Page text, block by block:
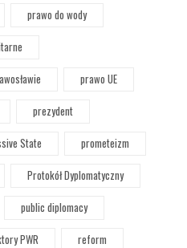
prawo do wody
prawo UE
prezydent
State
prometeizm
Protokół Dyplomatyczny
public diplomacy
PWR
reform